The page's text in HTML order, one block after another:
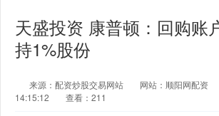
天盛投资 康普顿：回购账
持1%股份
来源：配资炒股交易网站 网站：顺阳网配资
14:15:12
查看：211